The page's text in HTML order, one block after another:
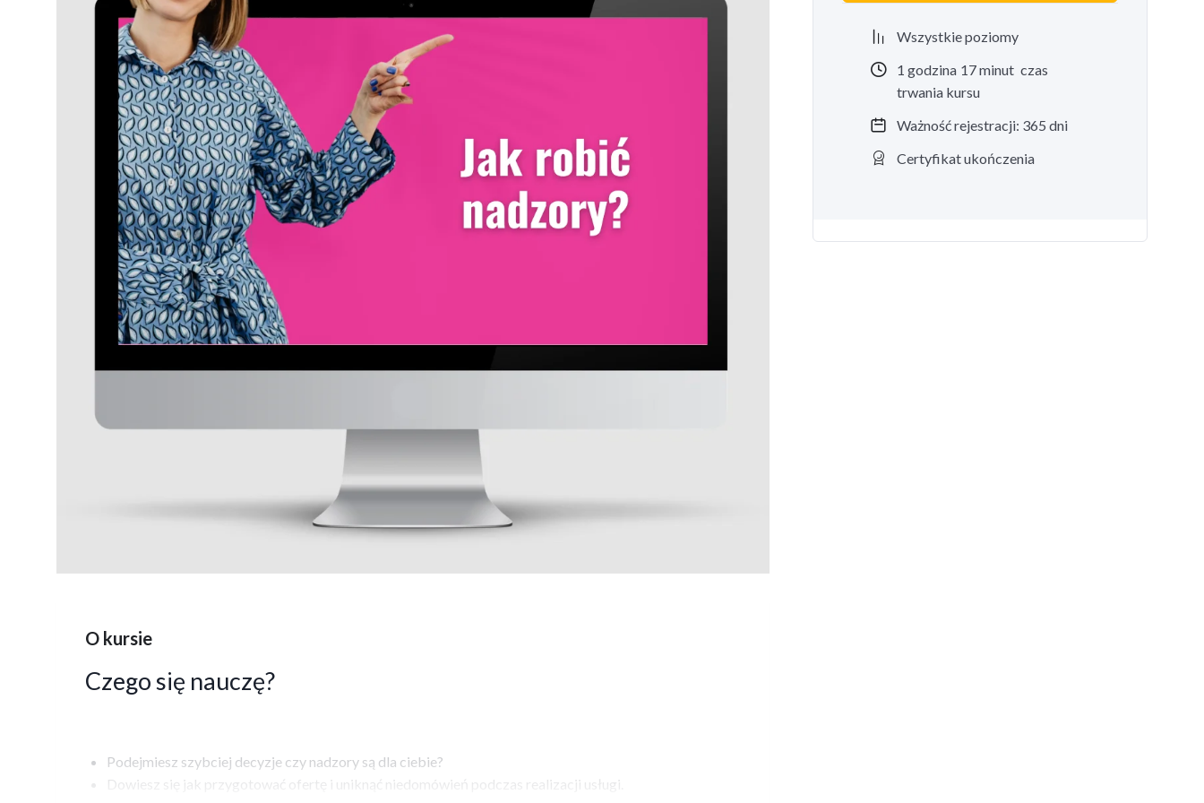
O kursie
Czego się nauczę?
Podejmiesz szybciej decyzje czy nadzory są dla ciebie?
Dowiesz się jak przygotować ofertę i uniknąć niedomówień podczas realizacji usługi.
Wszystkie poziomy
1 godzina 17minut czas
trwania kursu
Ważność rejestracji: 365 dni
Certyfikat ukończenia